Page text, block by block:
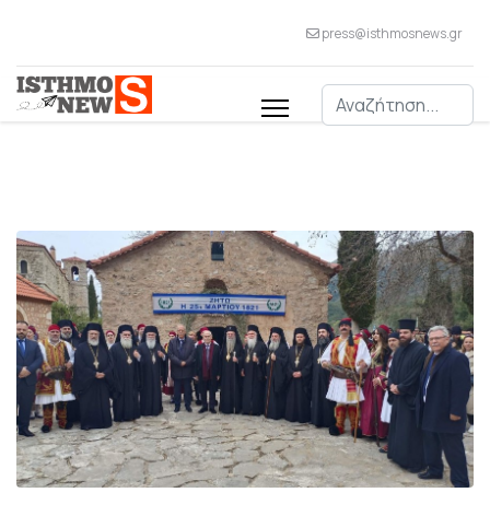
press@isthmosnews.gr
Αναζήτηση